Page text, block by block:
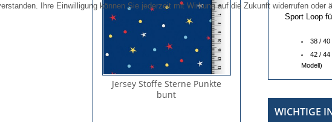
Jersey Stoffe Sterne Punkte
bunt
Sport Loop
38 / 40
42 / 44
Modell)
WICHTIGE
Ihre Einwilligung können Sie jederzeit mit Wirkung auf die Zukunft widerrufen oder